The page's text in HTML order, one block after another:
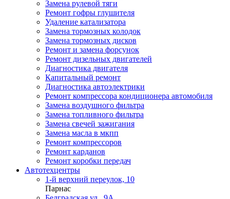
Замена рулевой тяги
Ремонт гофры глушителя
Удаление катализатора
Замена тормозных колодок
Замена тормозных дисков
Ремонт и замена форсунок
Ремонт дизельных двигателей
Диагностика двигателя
Капитальный ремонт
Диагностика автоэлектрики
Ремонт компрессора кондиционера автомобиля
Замена воздушного фильтра
Замена топливного фильтра
Замена свечей зажигания
Замена масла в мкпп
Ремонт компрессоров
Ремонт карданов
Ремонт коробки передач
Автотехцентры
1-й верхний переулок, 10
Парнас